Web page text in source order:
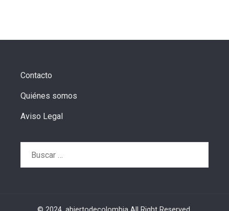
Contacto
Quiénes somos
Aviso Legal